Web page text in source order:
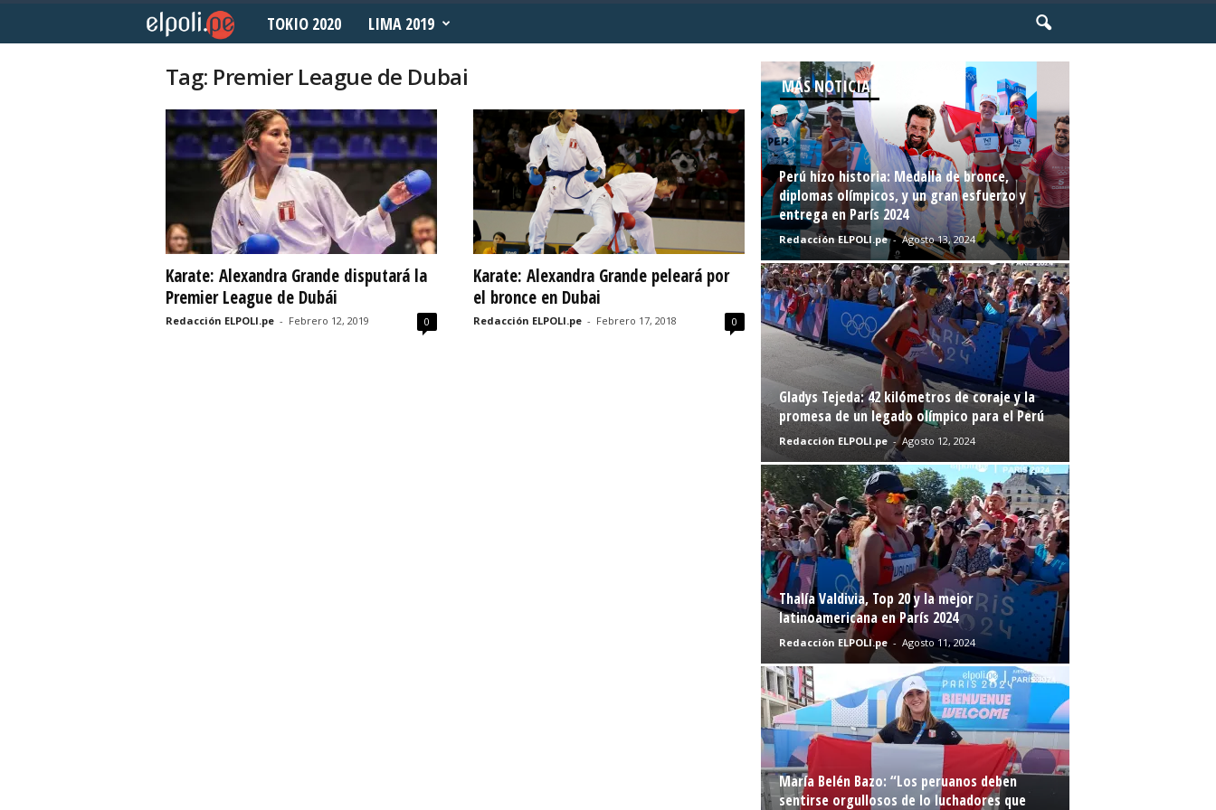
o
l
i
e
TOKIO 2020 LIMA 2019
Tag: Premier League de Dubai
Karate: Alexandra Grande disputará la
Premier League de Dubái
Redacción ELPOLI.pe - Febrero 12, 2019 0
Karate: Alexandra Grande peleará por
el bronce en Dubai
Redacción ELPOLI.pe - Febrero 17, 2018 0
MÁS NOTICIAS
Perú hizo historia: Medalla de bronce,
diplomas olímpicos, y un gran esfuerzo y
entrega en París 2024
Redacción ELPOLI.pe - Agosto 13, 2024
Gladys Tejeda: 42 kilómetros de coraje y la
promesa de un legado olímpico para el Perú
Redacción ELPOLI.pe - Agosto 12, 2024
Thalía Valdivia, Top 20 y la mejor
latinoamericana en París 2024
Redacción ELPOLI.pe - Agosto 11, 2024
María Belén Bazo: “Los peruanos deben
sentirse orgullosos de lo luchadores que